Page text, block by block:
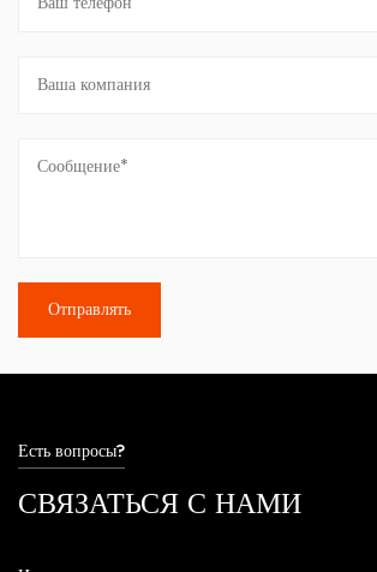
Есть вопросы?
СВЯЗАТЬСЯ С НАМИ